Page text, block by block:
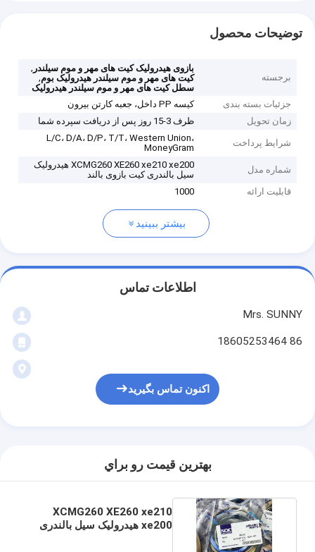
توضیحات محصول
برجسته
بازوی هیدرولیک کیت های مهر و موم سیلندر ,
کیت های مهر و موم سیلندر هیدرولیک بوم,
سطل کیت های مهر و موم سیلندر هیدرولیک
جزئیات بسته بندی
کیسه PP داخل، جعبه کارتن بیرون
زمان تحویل
ظرف 3-15 روز پس از دریافت سپرده شما
شرایط پرداخت
L/C، D/A، D/P، T/T، Western Union،
MoneyGram
شماره مدل
XCMG260 XE260 xe210 xe200 هيدرولیک
سیل بالندری کیت بازوی بالند
قابلیت ارائه
1000
بیشتر ببینید
اطلاعات تماس
Mrs. SUNNY
86 18605253464
اکنون تماس بگیرید
بهترين قيمت رو براي
XCMG260 XE260 xe210
xe200 هيدرولیک سیل بالندری